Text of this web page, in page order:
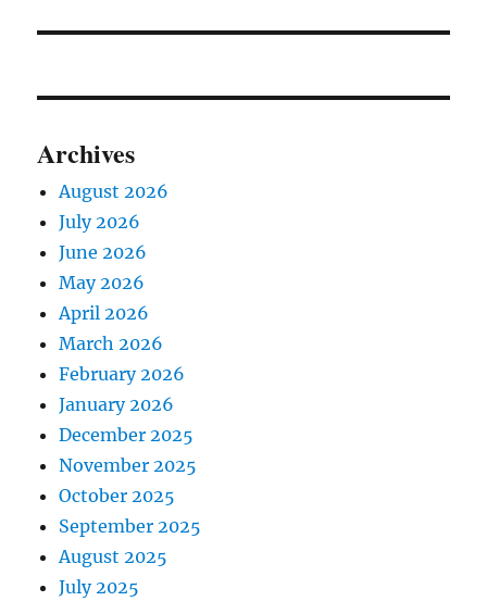
a
t
i
n
p
s
Archives
August 2026
July 2026
June 2026
May 2026
April 2026
March 2026
February 2026
January 2026
December 2025
November 2025
October 2025
September 2025
August 2025
July 2025